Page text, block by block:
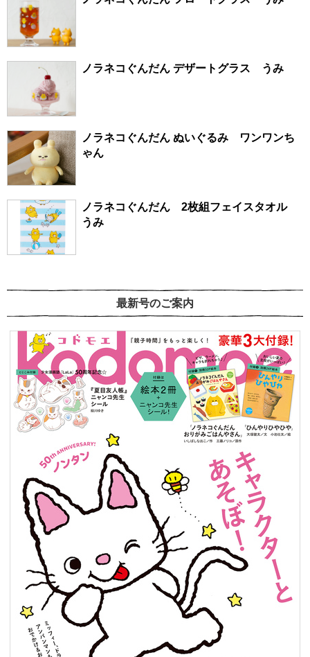
ノラネコぐんだん デザートグラス うみ
ノラネコぐんだん ぬいぐるみ ワンワンち
ゃん
ノラネコぐんだん 2枚組フェイスタオル
うみ
最新号のご案内